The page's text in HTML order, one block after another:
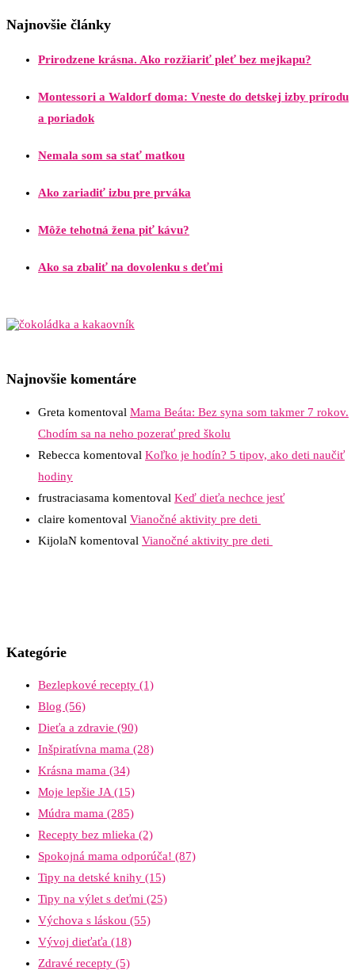
Najnovšie články
Prirodzene krásna. Ako rozžiariť pleť bez mejkapu?
Montessori a Waldorf doma: Vneste do detskej izby prírodu
a poriadok
Nemala som sa stať matkou
Ako zariadiť izbu pre prváka
Môže tehotná žena piť kávu?
Ako sa zbaliť na dovolenku s deťmi
Najnovšie komentáre
Greta komentoval Mama Beáta: Bez syna som takmer 7 rokov.
Chodím sa na neho pozerať pred školu
Rebecca komentoval Koľko je hodín? 5 tipov, ako deti naučiť
hodiny
frustraciasama komentoval Keď dieťa nechce jesť
claire komentoval Vianočné aktivity pre deti
KijolaN komentoval Vianočné aktivity pre deti
Kategórie
Bezlepkové recepty (1)
Blog (56)
Dieťa a zdravie (90)
Inšpiratívna mama (28)
Krásna mama (34)
Moje lepšie JA (15)
Múdra mama (285)
Recepty bez mlieka (2)
Spokojná mama odporúča! (87)
Tipy na detské knihy (15)
Tipy na výlet s deťmi (25)
Výchova s láskou (55)
Vývoj dieťaťa (18)
Zdravé recepty (5)